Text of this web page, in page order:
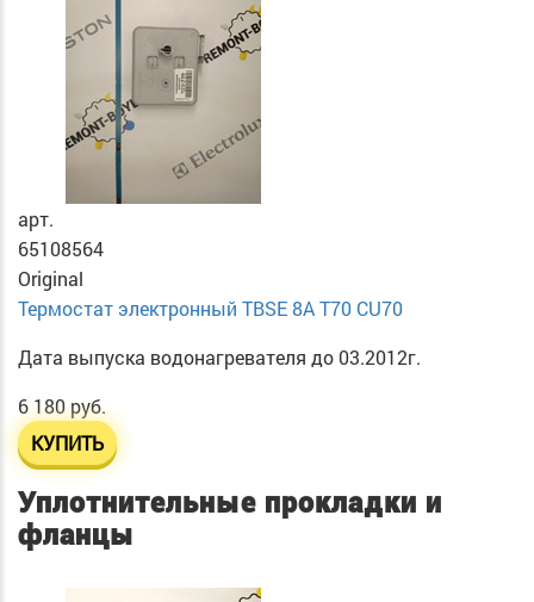
арт.
65108564
Original
Термостат электронный TBSE 8A T70 CU70
Дата выпуска водонагревателя до 03.2012г.
6 180 руб.
КУПИТЬ
Уплотнительные прокладки и
фланцы